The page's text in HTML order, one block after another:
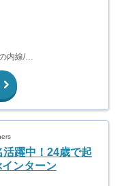
本郷三丁目駅より徒歩2分（東京メトロ丸の内線/都営地下鉄大江戸線）
躍中！24歳で起
ンターン